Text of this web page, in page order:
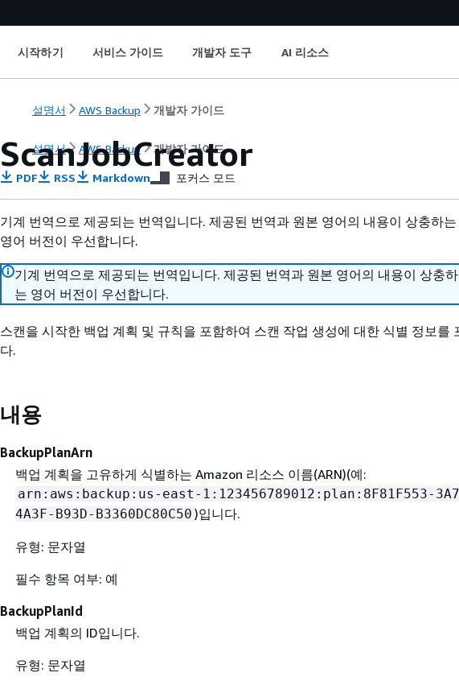
시작하기 서비스 가이드 개발자 도구 AI 리소스
설명서 AWS Backup 개발자 가이드
설명서 AWS Backup 개발자 가이드
ScanJobCreator
PDF RSS Markdown 포커스 모드
기계 번역으로 제공되는 번역입니다. 제공된 번역과 원본 영어의 내용이 상충하
영어 버전이 우선합니다.
기계 번역으로 제공되는 번역입니다. 제공된 번역과 원본 영어의 내용이 상충
는 영어 버전이 우선합니다.
스캔을 시작한 백업 계획 및 규칙을 포함하여 스캔 작업 생성에 대한 식별 정보를
다.
내용
BackupPlanArn
백업 계획을 고유하게 식별하는 Amazon 리소스 이름(ARN)(예:
arn:aws:backup:us-east-1:123456789012:plan:8F81F553-
4A3F-B93D-B3360DC80C50 )입니다.
유형: 문자열
필수 항목 여부: 예
BackupPlanId
백업 계획의 ID입니다.
유형: 문자열